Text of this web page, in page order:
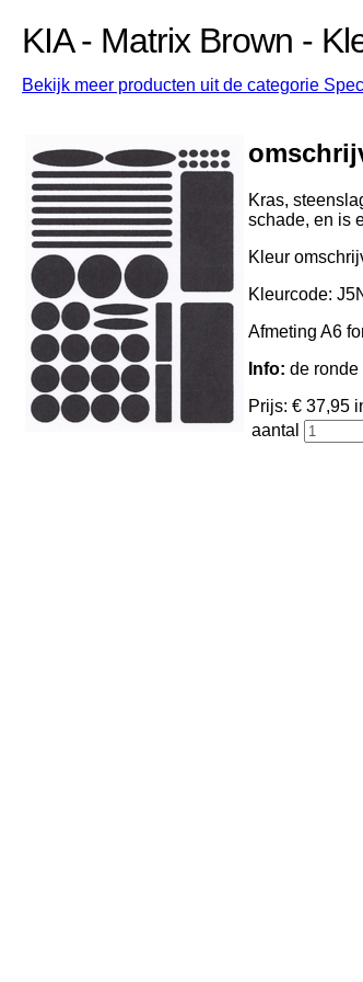
KIA - Matrix Brown -
Bekijk meer producten uit de categorie
Kras,
schade, en is
Kleur
Kleurcode:
Afmeting A6
Info: de ronde
Prijs: € 37,95
aantal